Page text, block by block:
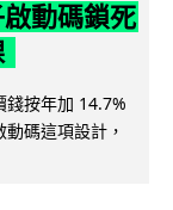
動碼鎖死
錢按年加 14.7%
碼這項設計，